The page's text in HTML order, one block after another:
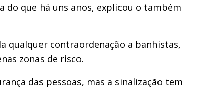
do que há uns anos, explicou o também
qualquer contraordenação a banhistas,
zonas de risco.
das pessoas, mas a sinalização tem